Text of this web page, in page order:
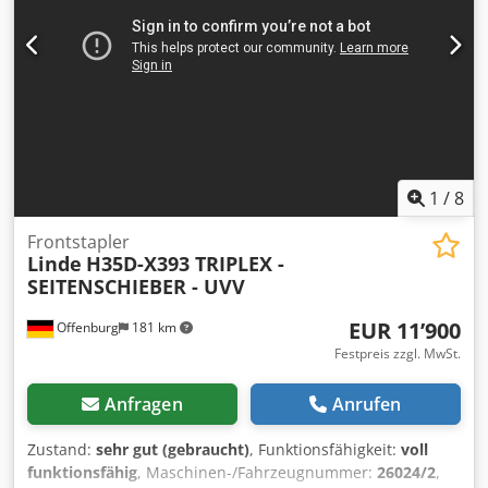
1 /8
Offenburg 181 km
Frontstapler
Linde H35D-X393 TRIPLEX -
SEITENSCHIEBER - UVV
EUR 11’900
Festpreis zzgl. MwSt.
Anfragen Anrufen
Zustand: sehr gut (gebraucht), Funktionsfähigkeit: voll
funktionsfähig, Maschinen-/Fahrzeugnummer: 26024/2,